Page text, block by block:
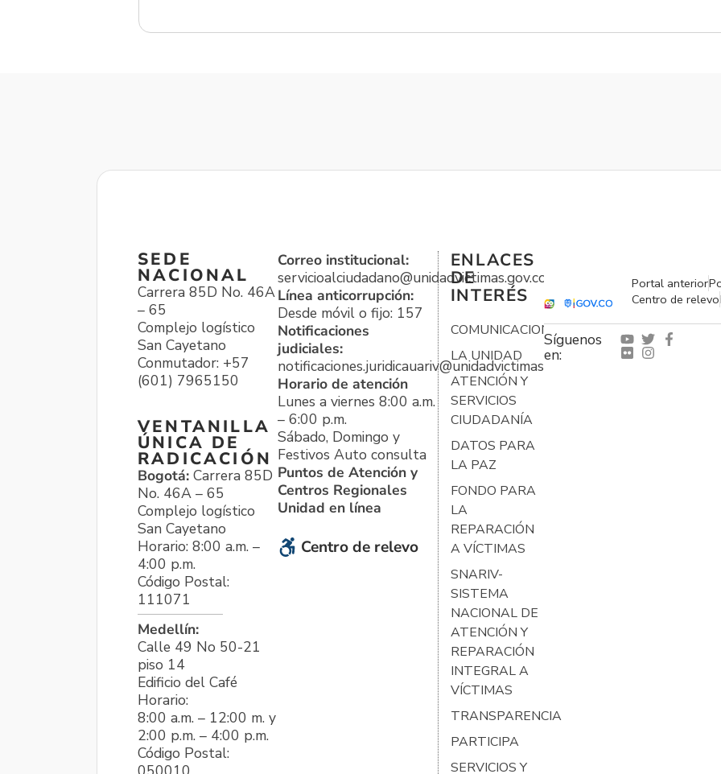
SEDE
NACIONAL
Carrera 85D No. 46A
– 65
Complejo logístico
San Cayetano
Conmutador: +57
(601) 7965150
VENTANILLA
ÚNICA DE
RADICACIÓN
Bogotá: Carrera 85D
No. 46A – 65
Complejo logístico
San Cayetano
Horario: 8:00 a.m. –
4:00 p.m.
Código Postal:
111071
Medellín:
Calle 49 No 50-21
piso 14
Edificio del Café
Horario:
8:00 a.m. – 12:00 m. y
2:00 p.m. – 4:00 p.m.
Código Postal:
Correo institucional:
servicioalciudadano@unidadvictimas.gov.co
Línea anticorrupción:
Desde móvil o fijo: 157
Notificaciones
judiciales:
notificaciones.juridicauariv@unidadvictimas.gov.co
Horario de atención
Lunes a viernes 8:00 a.m.
– 6:00 p.m.
Sábado, Domingo y
Festivos Auto consulta
Puntos de Atención y
Centros Regionales
Unidad en línea
Centro de relevo
ENLACES
DE
INTERÉS
COMUNICACIONES
LA UNIDAD
ATENCIÓN Y
SERVICIOS
CIUDADANÍA
DATOS PARA
LA PAZ
FONDO PARA
LA
REPARACIÓN
A VÍCTIMAS
SNARIV-
SISTEMA
NACIONAL DE
ATENCIÓN Y
REPARACIÓN
INTEGRAL A
VÍCTIMAS
TRANSPARENCIA
PARTICIPA
SERVICIOS Y
Portal anterior
Centro de relevo
Síguenos
en: